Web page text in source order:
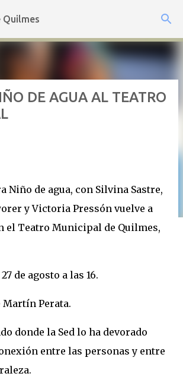
Ir al contenido principal
Quilmes
DE AGUA AL TEATRO
Niño de agua, con Silvina Sastre,
y Victoria Pressón vuelve a
el Teatro Municipal de Quilmes,
de agosto a las 16.
Martín Perata.
donde la Sed lo ha devorado
entre las personas y entre